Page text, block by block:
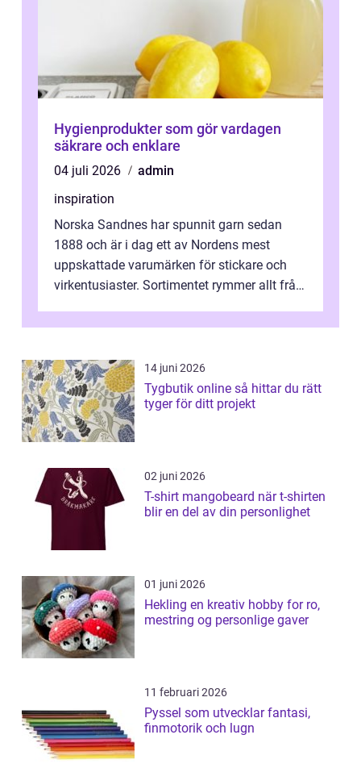
Hygienprodukter som gör vardagen
säkrare och enklare
04 juli 2026
admin
inspiration
Norska Sandnes har spunnit garn sedan
1888 och är i dag ett av Nordens mest
uppskattade varumärken för stickare och
virkentusiaster. Sortimentet rymmer allt från
14 juni 2026
Tygbutik online så hittar du rätt
tyger för ditt projekt
02 juni 2026
T-shirt mangobeard när t-shirten
blir en del av din personlighet
01 juni 2026
Hekling en kreativ hobby for ro,
mestring og personlige gaver
11 februari 2026
Pyssel som utvecklar fantasi,
finmotorik och lugn